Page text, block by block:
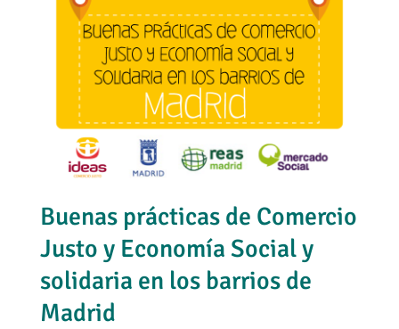
Buenas prácticas de Comercio
Justo y Economía Social y
solidaria en los barrios de
Madrid